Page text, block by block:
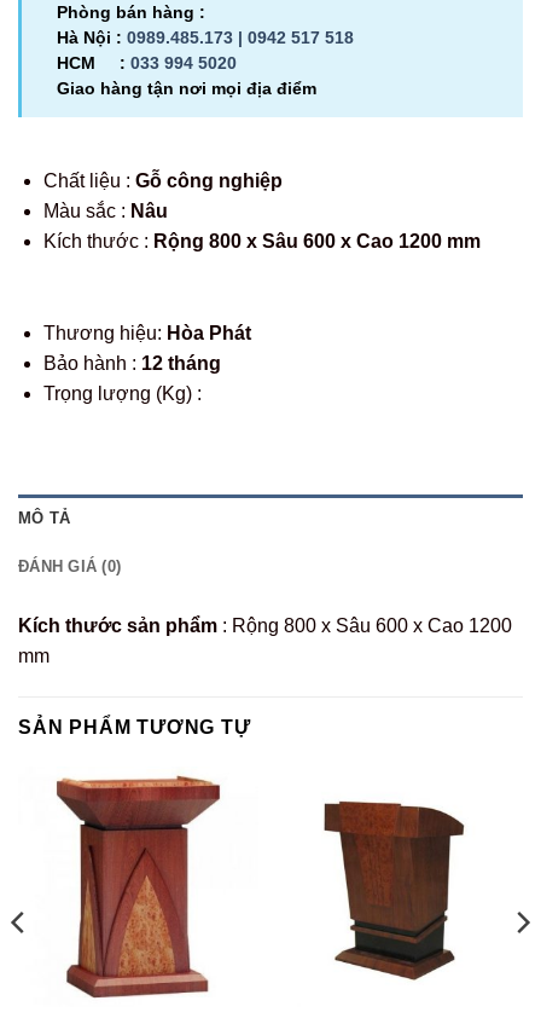
Phòng bán hàng :
Hà Nội : 0989.485.173 | 0942 517 518
HCM : 033 994 5020
Giao hàng tận nơi mọi địa điểm
Chất liệu : Gỗ công nghiệp
Màu sắc : Nâu
Kích thước : Rộng 800 x Sâu 600 x Cao 1200 mm
Thương hiệu: Hòa Phát
Bảo hành : 12 tháng
Trọng lượng (Kg) :
MÔ TẢ
ĐÁNH GIÁ (0)
Kích thước sản phẩm : Rộng 800 x Sâu 600 x Cao 1200
mm
SẢN PHẨM TƯƠNG TỰ